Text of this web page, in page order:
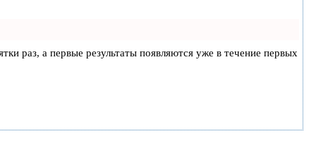
раз, а первые результаты появляются уже в течение первых